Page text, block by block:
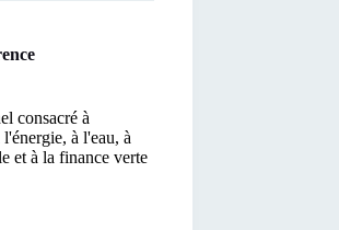
consacré à
à l'eau, à
et à la finance verte